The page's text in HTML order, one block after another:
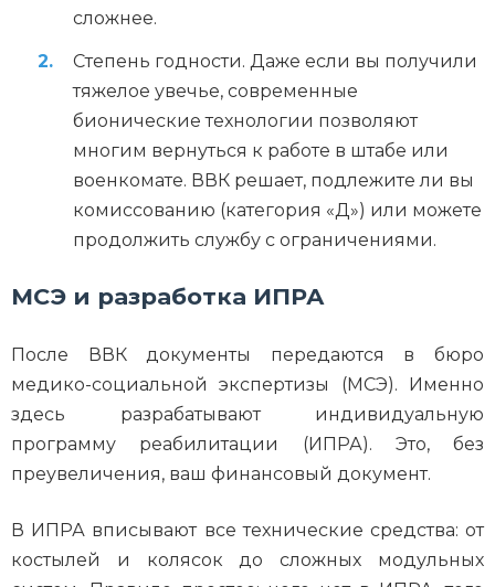
сложнее.
Степень годности. Даже если вы получили
тяжелое увечье, современные
бионические технологии позволяют
многим вернуться к работе в штабе или
военкомате. ВВК решает, подлежите ли вы
комиссованию (категория «Д») или можете
продолжить службу с ограничениями.
МСЭ и разработка ИПРА
После ВВК документы передаются в бюро
медико-социальной экспертизы (МСЭ). Именно
здесь разрабатывают индивидуальную
программу реабилитации (ИПРА). Это, без
преувеличения, ваш финансовый документ.
В ИПРА вписывают все технические средства: от
костылей и колясок до сложных модульных